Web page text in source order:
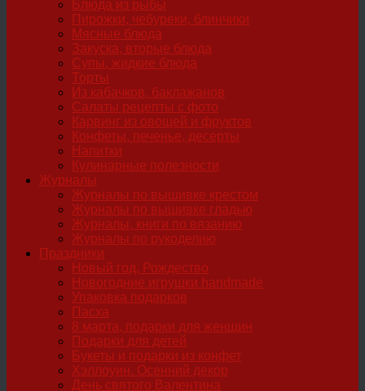
Блюда из рыбы
Пирожки, чебуреки, блинчики
Мясные блюда
Закуска, вторые блюда
Супы, жидкие блюда
Торты
Из кабачков, баклажанов
Салаты рецепты с фото
Карвинг из овощей и фруктов
Конфеты, печенье, десерты
Напитки
Кулинарные полезности
Журналы
Журналы по вышивке крестом
Журналы по вышивке гладью
Журналы, книги по вязанию
Журналы по рукоделию
Праздники
Новый год, Рождество
Новогодние игрушки handmade
Упаковка подарков
Пасха
8 марта, подарки для женщин
Подарки для детей
Букеты и подарки из конфет
Хэллоуин. Осенний декор
День святого Валентина